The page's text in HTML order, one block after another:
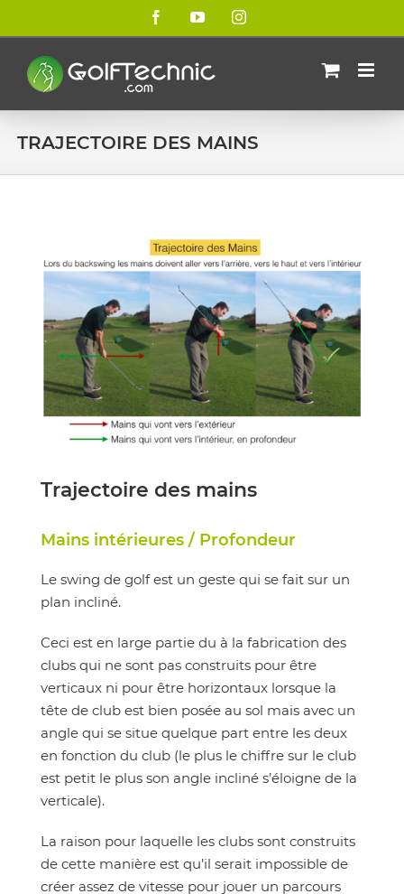
au
contenu
FacebookYouTubeInstagram
TRAJECTOIRE DES MAINS
Trajectoire des mains
Mains intérieures / Profondeur
Le swing de golf est un geste qui se fait sur un
plan incliné.
Ceci est en large partie du à la fabrication des
clubs qui ne sont pas construits pour être
verticaux ni pour être horizontaux lorsque la
tête de club est bien posée au sol mais avec un
angle qui se situe quelque part entre les deux
en fonction du club (le plus le chiffre sur le club
est petit le plus son angle incliné s’éloigne de la
verticale).
La raison pour laquelle les clubs sont construits
de cette manière est qu’il serait impossible de
créer assez de vitesse pour jouer un parcours